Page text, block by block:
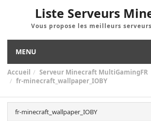
Liste Serveurs
Vous propose les meilleurs
MENU
Accueil
Serveur Minecraft MultiGamingFR
fr-minecraft_wallpaper_IOBY
fr-minecraft_wallpaper_IOBY